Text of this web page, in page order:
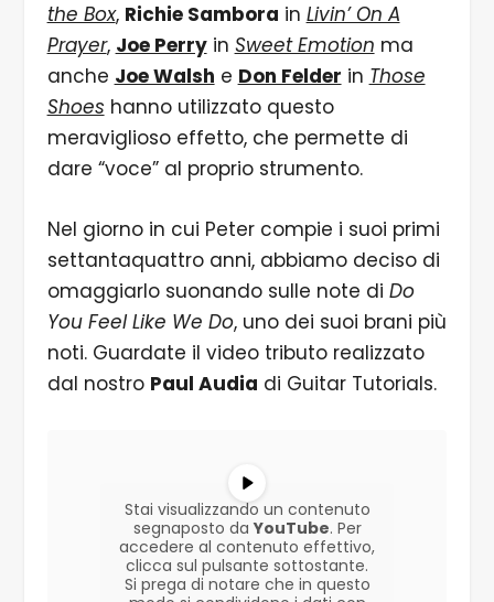
the Box, Richie Sambora in Livin’ On A
Prayer, Joe Perryin Sweet Emotion ma
anche Joe Walsh e Don Felder in Those
Shoes hanno utilizzato questo
meraviglioso effetto, che permette di
dare “voce” al proprio strumento.
Nel giorno in cui Peter compie i suoi primi
settantaquattro anni, abbiamo deciso di
omaggiarlo suonando sulle note di Do
You Feel Like We Do, uno dei suoi brani più
noti. Guardate il video tributo realizzato
dal nostro Paul Audia di Guitar Tutorials.
Stai visualizzando un contenuto
segnaposto daYouTube. Per
accedere al contenuto effettivo,
clicca sul pulsante sottostante.
Si prega di notare che in questo